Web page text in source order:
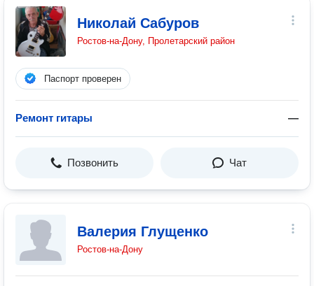
Николай Сабуров
Ростов-на-Дону, Пролетарский район
Паспорт проверен
Ремонт гитары —
Позвонить Чат
Валерия Глущенко
Ростов-на-Дону